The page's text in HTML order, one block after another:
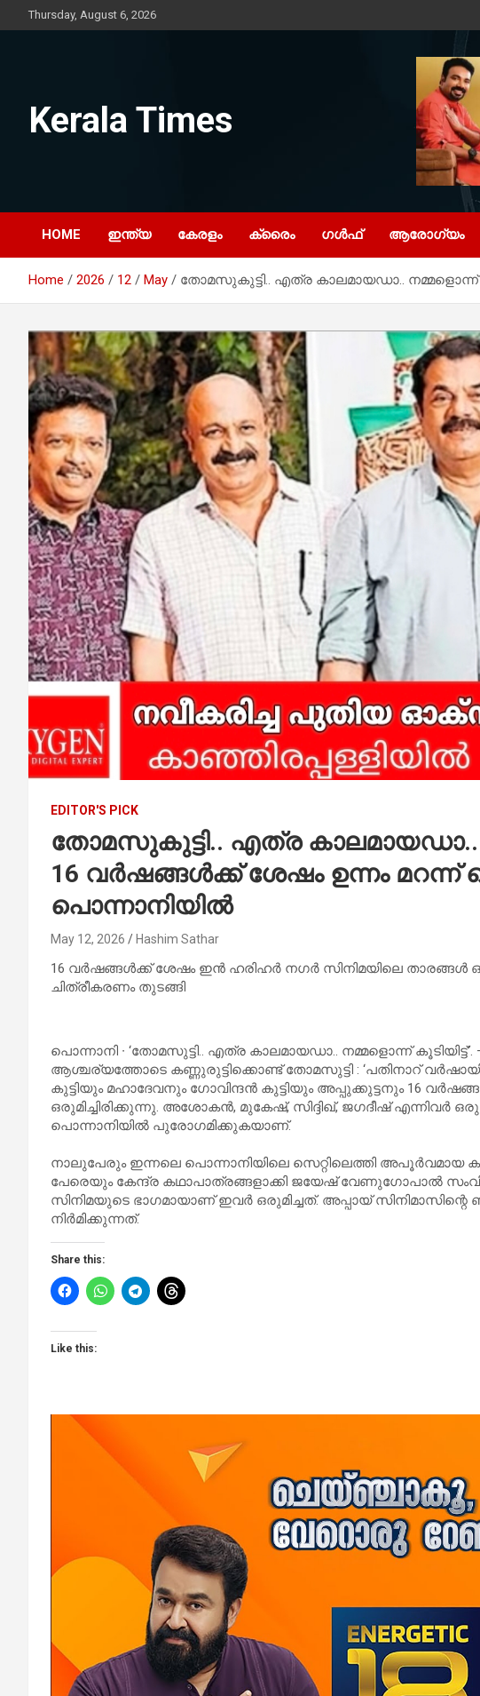
to
Thursday, August 6, 2026
Kerala Times
HOME ഇന്ത്യ കേരളം ക്രൈം ഗൾഫ് ആരോഗ്യം
Home 2026 12 May തോമസുകുട്ടി.. എത്ര കാലമായഡാ.. നമ്മളൊന്ന്
EDITOR'S PICK
തോമസുകുട്ടി.. എത്ര കാലമായഡാ..
16 വർഷങ്ങൾക്ക് ശേഷം ഉന്നം മറന്ന്
പൊന്നാനിയിൽ
May 12, 2026 Hashim Sathar
16 വർഷങ്ങൾക്ക് ശേഷം ഇൻ ഹരിഹർ നഗർ സിനിമയിലെ താരങ്ങൾ
ചിത്രീകരണം തുടങ്ങി
പൊന്നാനി ∙ ‘തോമസുട്ടി.. എത്ര കാലമായഡാ.. നമ്മളൊന്ന്
ആശ്ചര്യത്തോടെ കണ്ണുരുട്ടിക്കൊണ്ട് തോമസുട്ടി : ‘പതിനാറ്
കുട്ടിയും മഹാദേവനും ഗോവിന്ദൻ കുട്ടിയും അപ്പുക്കുട്ടനും 16
ഒരുമിച്ചിരിക്കുന്നു. അശോകൻ, മുകേഷ്, സിദ്ദിഖ്, ജഗദീഷ് എന്നിവർ
പൊന്നാനിയിൽ പുരോഗമിക്കുകയാണ്.
നാലുപേരും ഇന്നലെ പൊന്നാനിയിലെ സെറ്റിലെത്തി അപൂർവമായ
പേരെയും കേന്ദ്ര കഥാപാത്രങ്ങളാക്കി ജയേഷ് വേണുഗോപാൽ
സിനിമയുടെ ഭാഗമായാണ് ഇവർ ഒരുമിച്ചത്. അപ്പായ്
നിർമിക്കുന്നത്.
Share this:
Like this: